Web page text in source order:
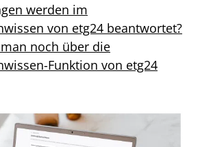
werden im
von etg24 beantwortet?
noch über die
Funktion von etg24